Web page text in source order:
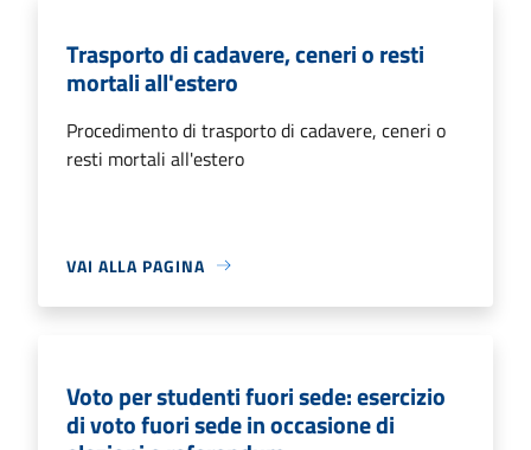
Trasporto di cadavere, ceneri o resti
mortali all'estero
Procedimento di trasporto di cadavere, ceneri o
resti mortali all'estero
VAI ALLA PAGINA
Voto per studenti fuori sede: esercizio
di voto fuori sede in occasione di